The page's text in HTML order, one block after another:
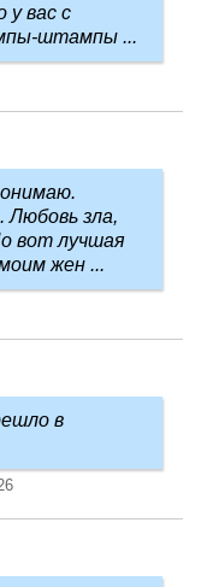
у вас с
штампы ...
Любовь зла,
вот лучшая
жен ...
в